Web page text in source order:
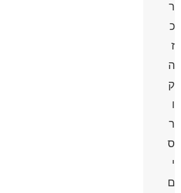
ר
כ
ז
ה
ק
ו
ר
ס
י
ם